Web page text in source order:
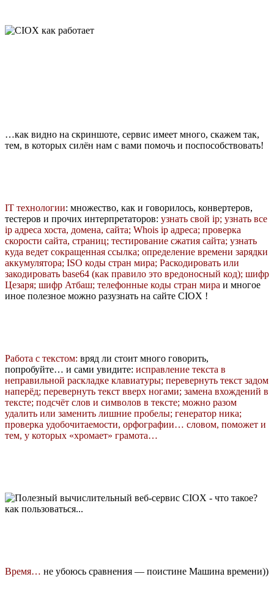
…как видно на скриншоте, сервис имеет много, скажем так,
тем, в которых силён нам с вами помочь и поспособствовать!
IT технологии: множество, как и говорилось, конвертеров,
тестеров и прочих интерпретаторов: узнать свой ip; узнать все
ip адреса хоста, домена, сайта; Whois ip адреса; проверка
скорости сайта, страниц; тестирование сжатия сайта; узнать
куда ведет сокращенная ссылка; определение времени зарядки
аккумулятора; ISO коды стран мира; Раскодировать или
закодировать base64 (как правило это вредоносный код); шифр
Цезаря; шифр Атбаш; телефонные коды стран мира и многое
иное полезное можно разузнать на сайте CIOX !
Работа с текстом: вряд ли стоит много говорить,
попробуйте… и сами увидите: исправление текста в
неправильной раскладке клавиатуры; перевернуть текст задом
наперёд; перевернуть текст вверх ногами; замена вхождений в
тексте; подсчёт слов и символов в тексте; можно разом
удалить или заменить лишние пробелы; генератор ника;
проверка удобочитаемости, орфографии… словом, поможет и
тем, у которых «хромает» грамота…
Время… не убоюсь сравнения — поистине Машина времени))